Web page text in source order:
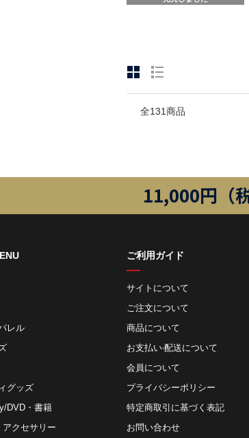
全131商品
11,000円（
レル
グッズ
DVD・書籍
アクセサリー
ご利用ガイド
サイトについて
ご注⽂について
商品について
お⽀払い‧配送について
会員について
プライバシーポリシー
特定商取引に基づく表記
お問い合わせ